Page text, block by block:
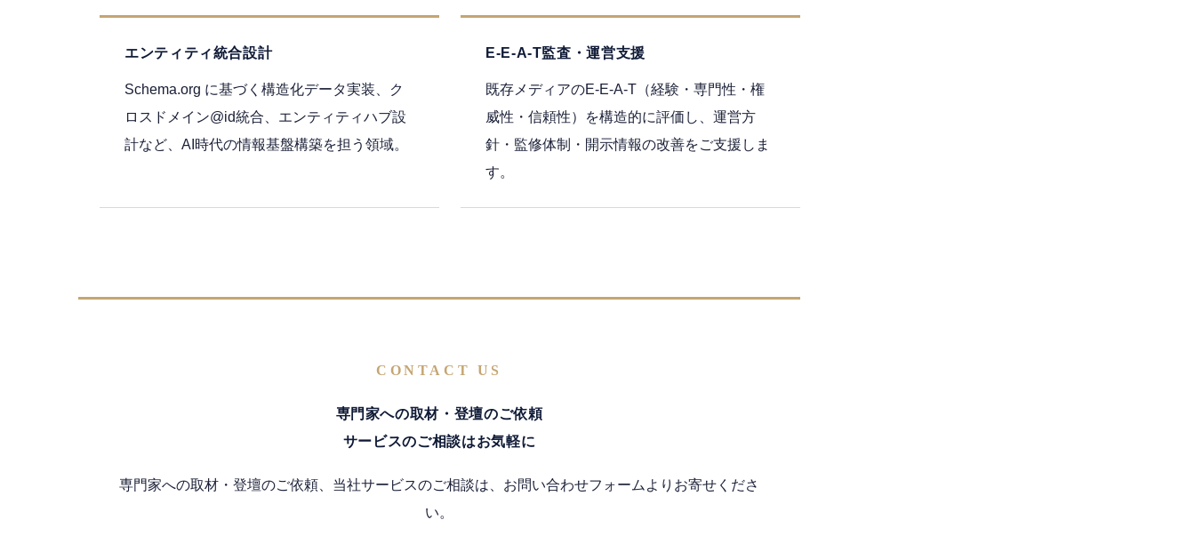
エンティティ統合設計
Schema.org に基づく構造化データ実装、ク
ロスドメイン@id統合、エンティティハブ設
計など、AI時代の情報基盤構築を担う領域。
E-E-A-T監査・運営支援
既存メディアのE-E-A-T（経験・専門性・権
威性・信頼性）を構造的に評価し、運営方
針・監修体制・開示情報の改善をご支援しま
す。
CONTACT US
専門家への取材・登壇のご依頼
サービスのご相談はお気軽に
専門家への取材・登壇のご依頼、当社サービスのご相談は、お問い合わせフォームよりお寄せくださ
い。